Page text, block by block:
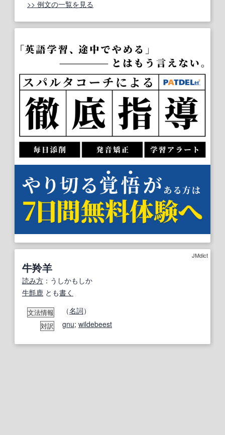
>> 例文の一覧を見る
JMdict
牛羚羊
読み方 ：うしかもしか
牛氈鹿 とも書く
文法情報 （名詞）
対訳 gnu; wildebeest